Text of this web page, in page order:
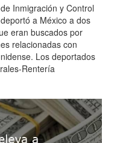
Inmigración y Control
a México a dos
eran buscados por
relacionadas con
Los deportados
Rentería